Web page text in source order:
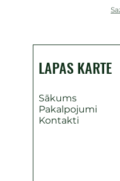
LAPAS KARTE
Sākums
Pakalpojumi
Kontakti